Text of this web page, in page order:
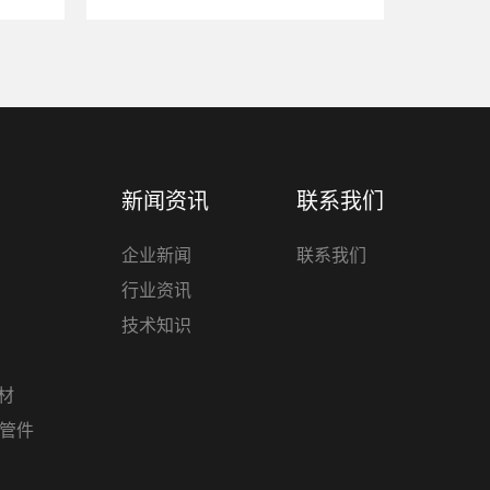
件
新闻资讯
企业新闻
行业资讯
技术知识
联系我们
联系我们